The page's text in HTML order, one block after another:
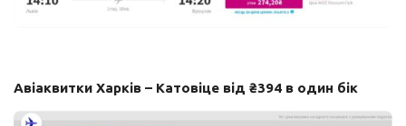
Авіаквитки Харків – Катовіце від ₴394 в один бік